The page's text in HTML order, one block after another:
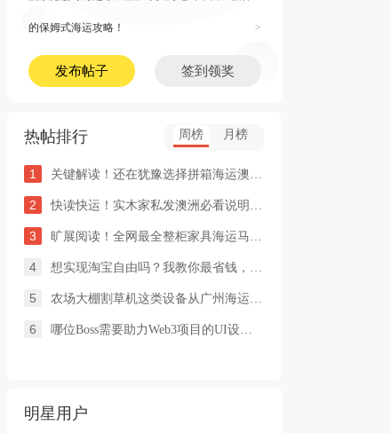
的保姆式海运攻略！ >
发布帖子 签到领奖
热帖排行 周榜 月榜
1 关键解读！还在犹豫选择拼箱海运澳洲or整柜海运悉尼墨尔本的朋友
2 快读快运！实木家私发澳洲必看说明这类家具熏蒸杀毒再可海运布里
3 旷展阅读！全网最全整柜家具海运马来西亚怡保的保姆式海运攻略！
4 想实现淘宝自由吗？我教你最省钱，最方便的方法
5 农场大棚割草机这类设备从广州海运到澳洲堪培拉过海关需要提供什
6 哪位Boss需要助力Web3项目的UI设计，或qian
明星用户